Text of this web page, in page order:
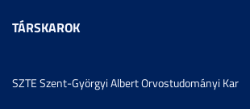
TÁRSKAROK
SZTE Szent-Györgyi Albert Orvostudományi Kar